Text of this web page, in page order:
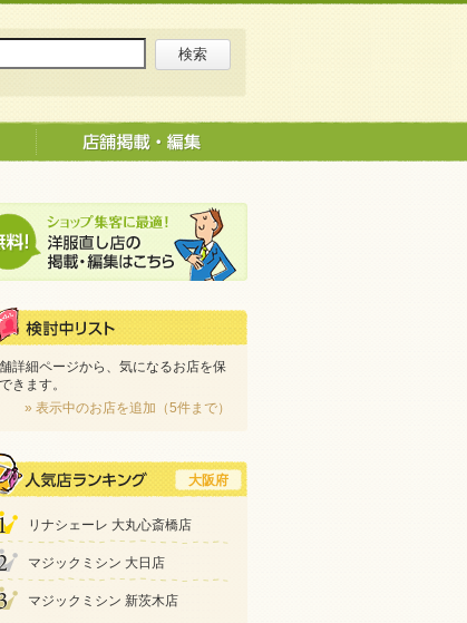
詳細ページから、気になるお店を保
きます。
» 表示中のお店を追加（5件まで）
大阪府
リナシェーレ 大丸心斎橋店
マジックミシン 大日店
マジックミシン 新茨木店